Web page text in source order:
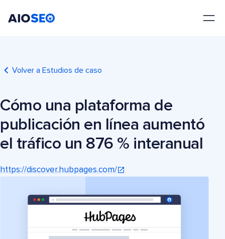
Volver a Estudios de caso
Cómo una plataforma de
publicación en línea aumentó
el tráfico un 876 % interanual
https://discover.hubpages.com/